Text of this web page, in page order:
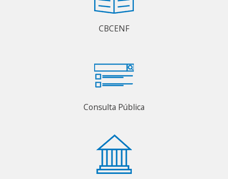
CBCENF
Consulta Pública